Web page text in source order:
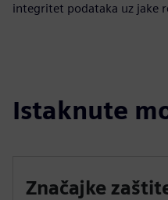
integritet podataka uz jake
Istaknute
Značajke